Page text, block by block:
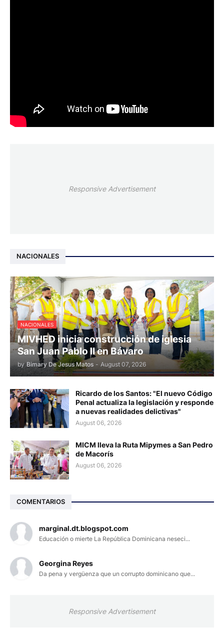
Responsive Advertisement
NACIONALES
NACIONALES
MIVHED inicia construcción de iglesia
San Juan Pablo II en Bávaro
by Bimary De Jesus Matos - August 07, 2026
Ricardo de los Santos: "El nuevo Código
Penal actualiza la legislación y responde
a nuevas realidades delictivas"
August 06, 2026
MICM lleva la Ruta Mipymes a San Pedro
de Macorís
August 06, 2026
COMENTARIOS
marginal.dt.blogspot.com
Educación o mierte La República Dominicana neseci...
Georgina Reyes
Da pena y vergüenza que un corrupto dominicano que...
Responsive Advertisement